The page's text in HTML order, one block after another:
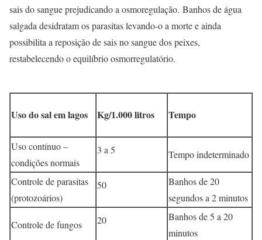
sais do sangue prejudicando a osmoregulação. Banhos de água
salgada desidratam os parasitas levando-o a morte e ainda
possibilita a reposição de sais no sangue dos peixes,
restabelecendo o equilíbrio osmorregulatório.
Uso do sal em lagos Kg/1.000 litros Tempo
Uso contínuo –
condições normais
3 a 5 Tempo indeterminado
Controle de parasitas
(protozoários)
50
Banhos de 20
segundos a 2 minutos
Controle de fungos 20
Banhos de 5 a 20
minutos